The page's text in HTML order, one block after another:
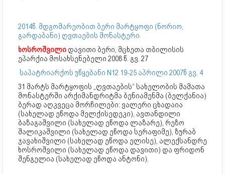
2014წ. მდგომარეობით ბერი მარტყოფი (ნორიო,
გარდაბანი) ღვთაების მონასტერი
ხოსროშვილი დავითი ბერი, მცხეთა თბილისის
ეპარქია მოსახსენებელი 2008 წ. გვ. 27
საპატრიარქოს უწყებანი N12 19-25 აპრილი 2007წ გვ. 4
31 მარტს მარტყოფის „ღვთაების“ სახელობის მამათა
მონასტერში არქიმანდრიტმა ბენიამენმა (ბელქანია)
ბერად აღკვეცა მორჩილები: ვალერი ცხადაია
(სახელად ეწოდა მელქისედეკი), ავთანდილი
ბაზაგაშვილი (სახელად ეწოდა ლაზარე), რეზო
შალიკაშვილი (სახელად ეწოდა სერაფიმე), ზურაბ
ჯავახიშვილი (სახელად ეწოდა ელისე), ალექსანდრე
ხოსროშვილი (სახელად ეწოდა დავითი) და ფრიდონ
შენგელია (სახელად ეწოდა ანტონი).